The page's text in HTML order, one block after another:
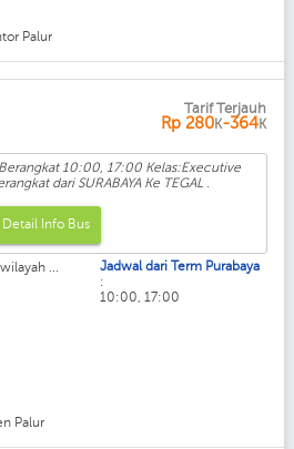
Palur
Tarif Terjauh
Rp 280K-364K
10:00, 17:00 Kelas:Executive
dari SURABAYA Ke TEGAL .
Detail Info Bus
...
Palur
Jadwal dari Term Purabaya
:
10:00, 17:00